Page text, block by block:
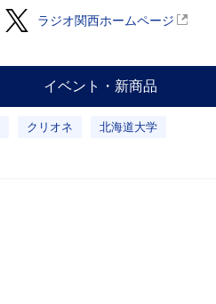
ラジオ関西ホームページ
イベント・新商品
クリオネ 北海道大学